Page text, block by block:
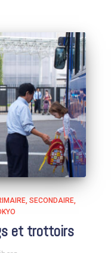
SECONDAIRE
et trottoirs